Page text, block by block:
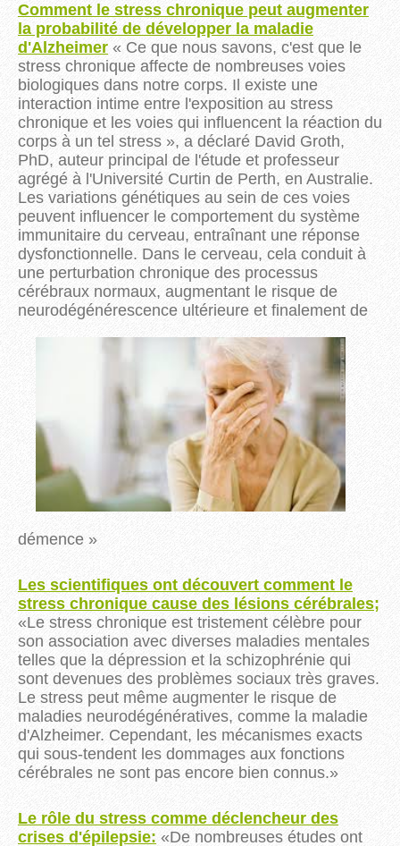
Comment le stress chronique peut augmenter
la probabilité de développer la maladie
d'Alzheimer « Ce que nous savons, c'est que le
stress chronique affecte de nombreuses voies
biologiques dans notre corps. Il existe une
interaction intime entre l'exposition au stress
chronique et les voies qui influencent la réaction du
corps à un tel stress », a déclaré David Groth,
PhD, auteur principal de l'étude et professeur
agrégé à l'Université Curtin de Perth, en Australie.
Les variations génétiques au sein de ces voies
peuvent influencer le comportement du système
immunitaire du cerveau, entraînant une réponse
dysfonctionnelle. Dans le cerveau, cela conduit à
une perturbation chronique des processus
cérébraux normaux, augmentant le risque de
neurodégénérescence ultérieure et finalement de
démence »
Les scientifiques ont découvert comment le
stress chronique cause des lésions cérébrales;
«Le stress chronique est tristement célèbre pour
son association avec diverses maladies mentales
telles que la dépression et la schizophrénie qui
sont devenues des problèmes sociaux très graves.
Le stress peut même augmenter le risque de
maladies neurodégénératives, comme la maladie
d'Alzheimer. Cependant, les mécanismes exacts
qui sous-tendent les dommages aux fonctions
cérébrales ne sont pas encore bien connus.»
Le rôle du stress comme déclencheur des
crises d'épilepsie: «De nombreuses études ont